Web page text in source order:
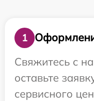
1
Свяжитесь с
оставьте
сервисного